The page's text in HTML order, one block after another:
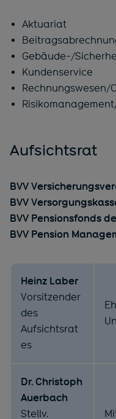
Aktuariat
Gebäude-/
Kundenservice
Rechnungswesen/
Aufsichtsrat
BVV
BVV
BVV Pensionsfonds
BVV Pension
Heinz Laber
Vorsitzender
des
Aufsichtsrat
es
Dr. Christoph
Auerbach
Stellv.